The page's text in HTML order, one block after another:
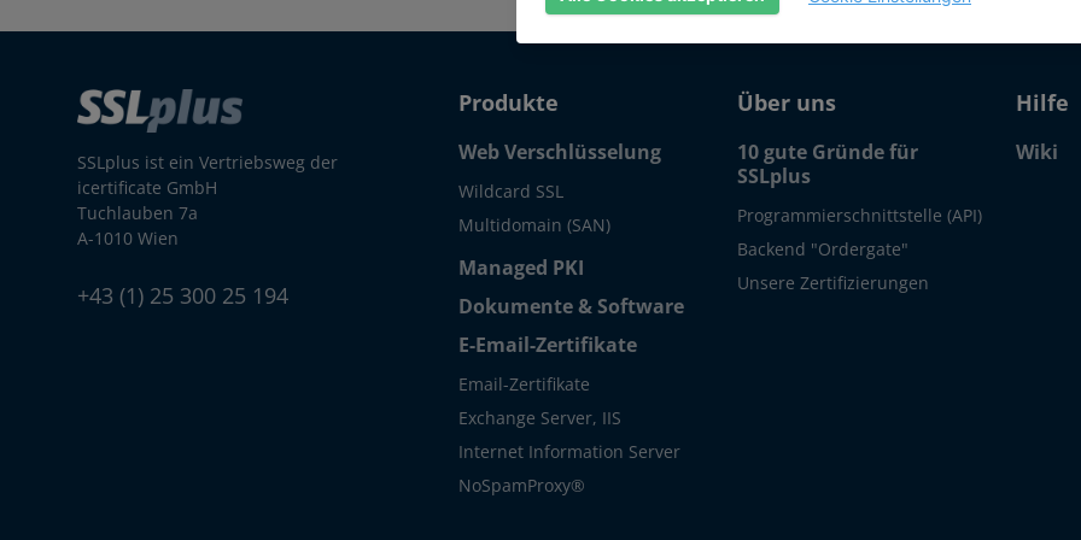
SSLplus ist ein Vertriebsweg der
icertificate GmbH
Tuchlauben 7a
A-1010 Wien
+43 (1) 25 300 25 194
Produkte
Web Verschlüsselung
Wildcard SSL
Multidomain (SAN)
Managed PKI
Dokumente & Software
E-Email-Zertifikate
Email-Zertifikate
Exchange Server, IIS
Internet Information Server
NoSpamProxy®
Über uns
10 gute Gründe für
SSLplus
Programmierschnittstelle (API)
Backend "Ordergate"
Unsere Zertifizierungen
Hilfe
Wiki